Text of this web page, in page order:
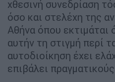
χθεσινή συνεδρίαση
όσο και στελέχη της
Αθήνα όπου εκτιμάται
αυτήν τη στιγμή περί
αυτοδιοίκηση έχει
επιβάλει